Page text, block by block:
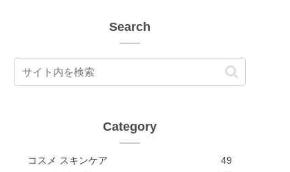
Search
Category
コスメ スキンケア
49